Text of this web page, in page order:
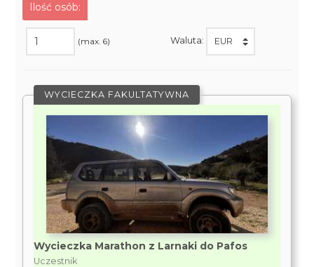
Ilość osób:
(max. 6) Waluta:
WYCIECZKA FAKULTATYWNA
Wycieczka Marathon z Larnaki do Pafos
Uczestnik